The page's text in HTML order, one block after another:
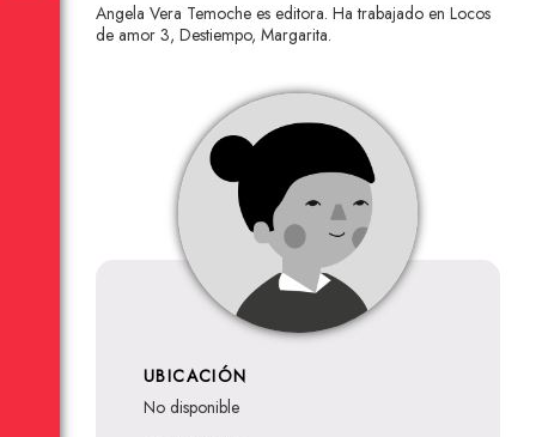
Angela Vera Temoche es editora. Ha trabajado en Locos
de amor 3, Destiempo, Margarita.
UBICACIÓN
no disponible